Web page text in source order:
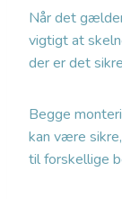
Når det
vigtigt at
der er det
Begge
kan være
til forskellige